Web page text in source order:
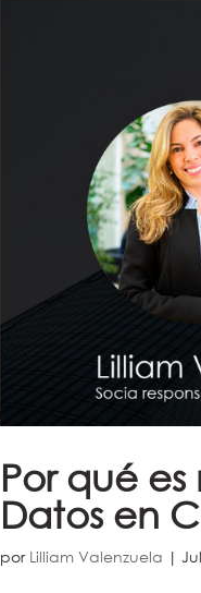
Por qué
Datos en
por Lilliam Valenzuela |